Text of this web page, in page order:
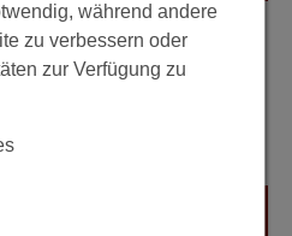
während andere
zu verbessern oder
zur Verfügung zu